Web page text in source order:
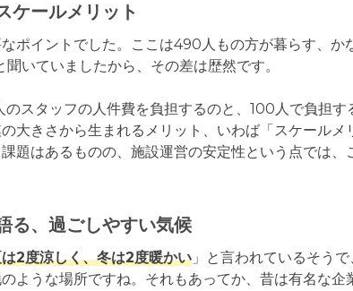
ケールメリット
ポイントでした。ここは490人もの方が暮らす、か
いていましたから、その差は歴然です。
スタッフの人件費を負担するのと、100人で負担す
大きさから生まれるメリット、いわば「スケール
題はあるものの、施設運営の安定性という点では
る、過ごしやすい気候
2度涼しく、冬は2度暖かい 」と言われているそう
ような場所ですね。それもあってか、昔は有名な